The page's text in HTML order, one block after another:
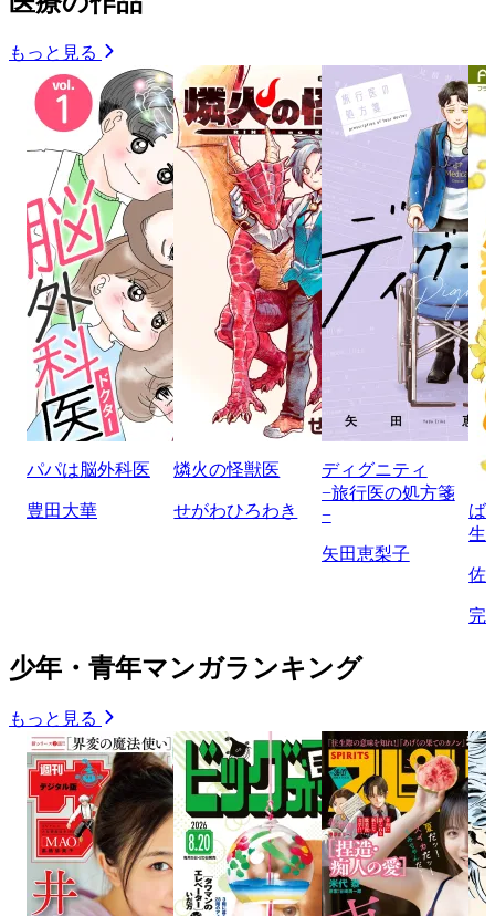
もっと見る
パパは脳外科医
豊田大華
燐火の怪獣医
せがわひろわき
ディグニティ
−旅行医の処方箋
−
矢田恵梨子
ば
生
佐
完
少年・青年マンガランキング
もっと見る